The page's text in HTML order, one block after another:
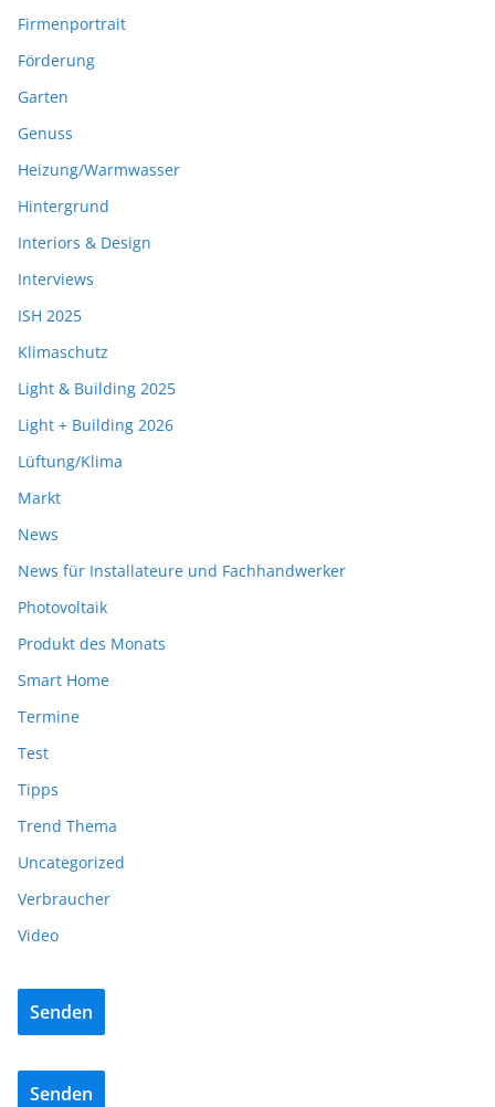
Firmenportrait
Förderung
Garten
Genuss
Heizung/Warmwasser
Hintergrund
Interiors & Design
Interviews
ISH 2025
Klimaschutz
Light & Building 2025
Light + Building 2026
Lüftung/Klima
Markt
News
News für Installateure und Fachhandwerker
Photovoltaik
Produkt des Monats
Smart Home
Termine
Test
Tipps
Trend Thema
Uncategorized
Verbraucher
Video
Senden
Senden